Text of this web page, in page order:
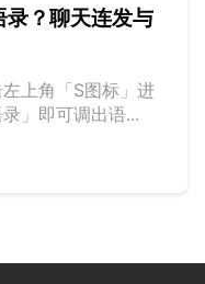
录？聊天连发与
上角「S图标」进
」即可调出语...